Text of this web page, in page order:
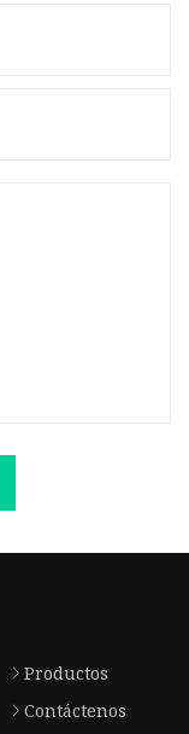
Productos
Contáctenos